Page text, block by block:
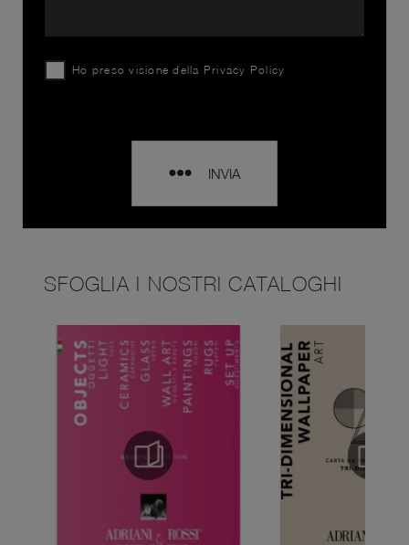
Ho preso visione della Privacy Policy
INVIA
SFOGLIA I NOSTRI CATALOGHI